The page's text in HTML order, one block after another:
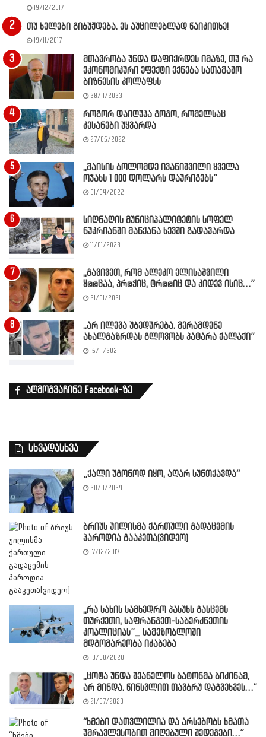
19/12/2017
თუ ხელები გიბუჟდება, ეს აუცილებლად წაიკითხე!
19/11/2017
მთავრობა უნდა დაფიქრდეს იმაზე, თუ რა
ეკონომიკური ეფექტი ექნება სათამაშო
ბიზნესის კოლაფსს
28/11/2023
როგორ დაიღუპა გოგო, რომელსაც
კესანები უყვარდა
27/05/2022
,,მაისის ბოლომდე ივანიშვილი ყველა
ოჯახს 1 000 დოლარს დაურიგებს”
01/04/2022
სიღნაღის მუნიციპალიტეტის სოფელ
ნუკრიანში მანქანა ხევში გადავარდა
11/01/2023
,,გავივეთ, რომ ალეკო ელისაშვილი
ყ@@ცაა, პრ@ჭიც, ტრ@@იც და კიდევ ისიც…”
21/01/2021
,,არ ილევა უბედურება, მერამდენე
ახალგაზრდას გლოვობს პატარა ქალაქი”
15/11/2021
აღმოგვაჩინე Facebook-ზე
სხვადასხვა
„ქალი უგონოდ იყო, აღარ სუნთქავდა“
20/11/2024
ბრიუს უილისმა ქართული გადაცემის
პაროდია გააკეთა(ვიდეო)
17/12/2017
,,რა სახის სამხედრო პასუხს გასცემს
თურქეთი, საფრანგეთ-საბერძნეთის
კოალიციას”_ სამეზობლოში
მდგომარეობა იძაბება
13/08/2020
,,ცოტა უნდა შეანელოს ბატონმა ბიძინამ,
არ მინდა, წინსვლით თავბრუ დაგვეხვეს…”
21/07/2020
“ხმები დათვლილია და არსებობს ხმათა
უმრავლესობით მიღებული შედეგები…”